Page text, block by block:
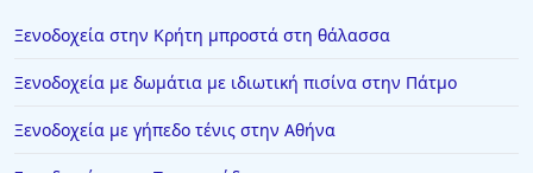
Ξενοδοχεία στην Κρήτη μπροστά στη θάλασσα
Ξενοδοχεία με δωμάτια με ιδιωτική πισίνα στην Πάτμο
Ξενοδοχεία με γήπεδο τένις στην Αθήνα